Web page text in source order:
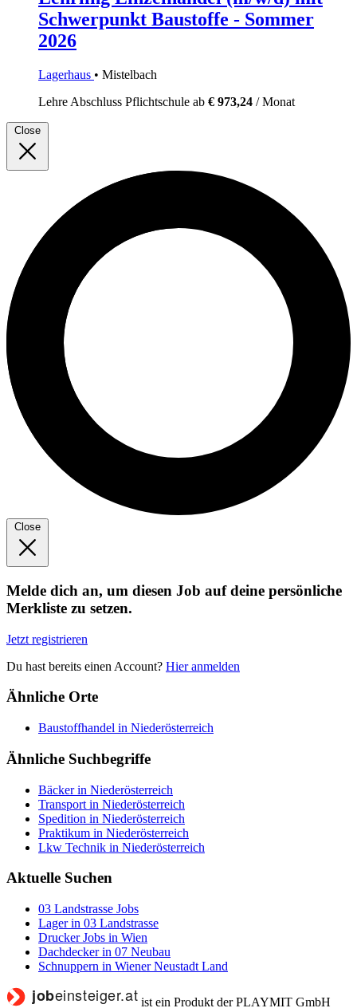
Schwerpunkt Baustoffe - Sommer
2026
Lagerhaus • Mistelbach
Lehre Abschluss Pflichtschule ab € 973,24 / Monat
Close
Close
Melde dich an, um diesen Job auf deine persönliche
Merkliste zu setzen.
Jetzt registrieren
Du hast bereits einen Account? Hier anmelden
Ähnliche Orte
Baustoffhandel in Niederösterreich
Ähnliche Suchbegriffe
Bäcker in Niederösterreich
Transport in Niederösterreich
Spedition in Niederösterreich
Praktikum in Niederösterreich
Lkw Technik in Niederösterreich
Aktuelle Suchen
03 Landstrasse Jobs
Lager in 03 Landstrasse
Drucker Jobs in Wien
Dachdecker in 07 Neubau
Schnuppern in Wiener Neustadt Land
ist ein Produkt der PLAYMIT GmbH